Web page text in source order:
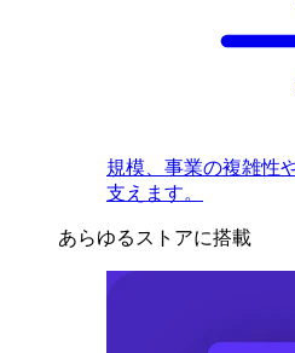
規模、事業の複雑性
支えます。
あらゆるストアに搭載